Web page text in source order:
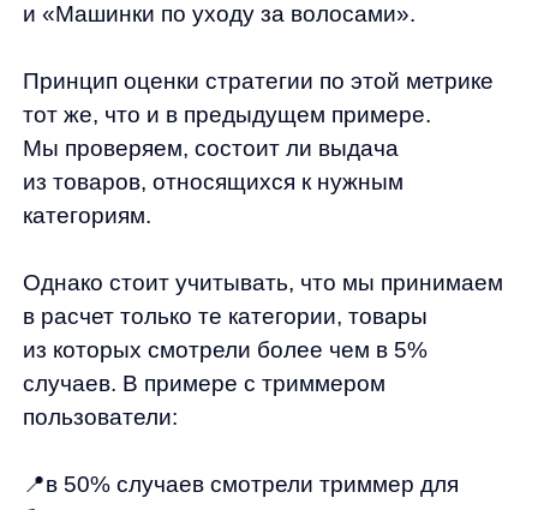
в 90% случаев пользователи смотрели один
в выдачу попадали товары, которые
относятся к этому бренду.
Категория тоже учитывается, но только когда
в 90% случаев по запросу смотрели и бренд
и конкретную категорию. В таких условиях
одновременно.
Пример: по запросу AirPods в идеальной
выдаче пользователи смотрят конкретный
бренд (Apple) и конкретную категорию
или гарнитуры других производителей,